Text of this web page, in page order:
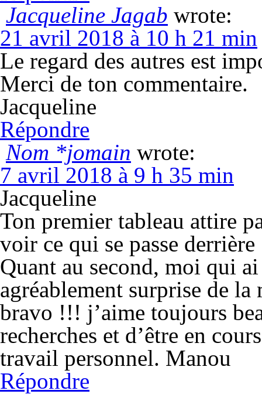
Jacqueline Jagab wrote:
21 avril 2018 à 10 h 21 min
Le regard des autres est
Merci de ton commentaire.
Jacqueline
Répondre
Nom *jomain wrote:
7 avril 2018 à 9 h 35 min
Jacqueline
Ton premier tableau attire
voir ce qui se passe derrière
Quant au second, moi qui
agréablement surprise de la
bravo !!! j’aime toujours
recherches et d’être en
travail personnel. Manou
Répondre